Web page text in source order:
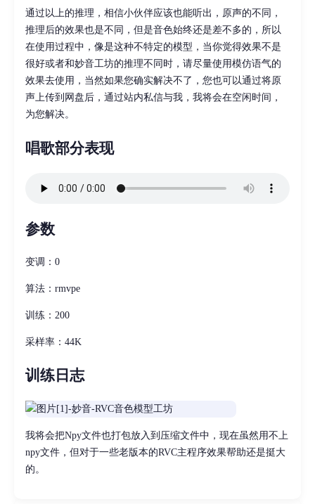
通过以上的推理，相信小伙伴应该也能听出，原声的不同，
推理后的效果也是不同，但是音色始终还是差不多的，所以
在使用过程中，像是这种不特定的模型，当你觉得效果不是
很好或者和妙音工坊的推理不同时，请尽量使用模仿语气的
效果去使用，当然如果您确实解决不了，您也可以通过将原
声上传到网盘后，通过站内私信与我，我将会在空闲时间，
为您解决。
唱歌部分表现
参数
变调：0
算法：rmvpe
训练：200
采样率：44K
训练日志
我将会把Npy文件也打包放入到压缩文件中，现在虽然用不上
npy文件，但对于一些老版本的RVC主程序效果帮助还是挺大
的。